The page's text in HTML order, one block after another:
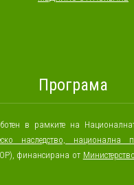
Програма
в рамките на
наследство, национална
финансирана от